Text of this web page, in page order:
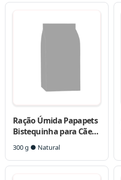
Ração Úmida Papapets
Bistequinha para Cães
Adultos
300 g ● Natural